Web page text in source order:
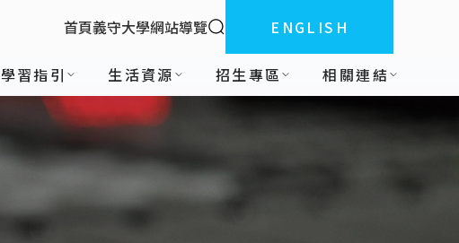
:::
首頁義守大學網站導覽 全站搜索ENGLISH
學習指引 生活資源 招生專區 相關連結